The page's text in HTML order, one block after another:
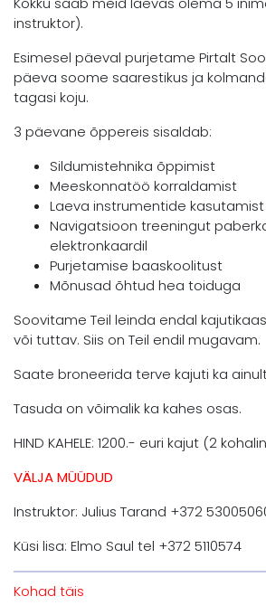
instruktor).
Esimesel päeval purjetame Pirtalt
päeva soome saarestikus ja
tagasi koju.
3 päevane õppereis sisaldab:
Sildumistehnika õppimist
Meeskonnatöö korraldamist
Laeva instrumentide kasutamist
Navigatsioon treeningut
elektronkaardil
Purjetamise baaskoolitust
Mõnusad õhtud hea toiduga
Soovitame Teil leinda endal
või tuttav. Siis on Teil endil mugavam.
Saate broneerida terve kajuti ka
Tasuda on võimalik ka kahes osas.
HIND KAHELE: 1200.- euri kajut (2
VÄLJA MÜÜDUD
Instruktor: Julius Tarand +372
Küsi lisa: Elmo Saul tel +372 5110574
Kohad täis